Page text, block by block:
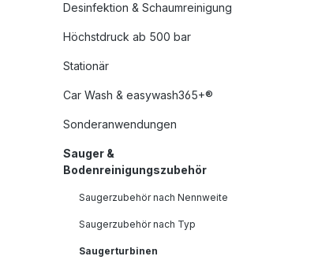
Desinfektion & Schaumreinigung
Höchstdruck ab 500 bar
Stationär
Car Wash & easywash365+®
Sonderanwendungen
Sauger &
Bodenreinigungszubehör
Saugerzubehör nach Nennweite
Saugerzubehör nach Typ
Saugerturbinen